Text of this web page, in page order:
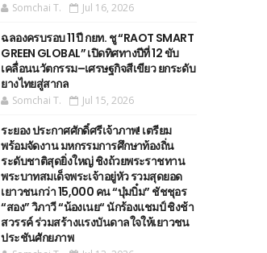
Somchai T. Jul 16, 2026
ฉลองครบรอบ 11 ปี กยท. ชู “RAOT SMART
GREEN GLOBAL” เปิดทิศทางปีที่ 12 ขับ
เคลื่อนนวัตกรรม–เศรษฐกิจสีเขียว ยกระดับ
ยางไทยสู่สากล
Somchai T. Jul 15, 2026
ระยอง ประกาศศักดิ์ศรีเจ้าภาพ! เตรียม
พร้อมจัดงาน มหกรรมการศึกษาท้องถิ่น
ระดับชาติสุดยิ่งใหญ่ ชิงถ้วยพระราชทาน
พระบาทสมเด็จพระเจ้าอยู่หัว รวมสุดยอด
เยาวชนกว่า 15,000 คน “บุ๋มบิ๋ม” ชัชชุอร
“สอง” วิภาวี “น้องเนย“ นักร้องแชมป์ ชิงช้า
สวรรค์ ร่วมสร้างแรงบันดาลใจให้เยาวชน
ประชันศักยภาพ